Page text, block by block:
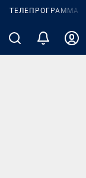
ТЕЛЕПРОГРАММА